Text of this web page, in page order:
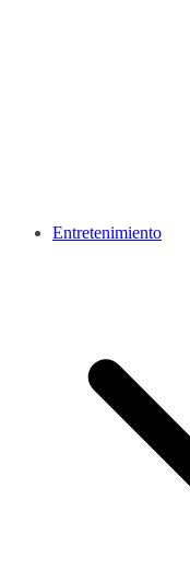
Entretenimiento